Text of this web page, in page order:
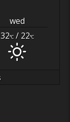
wed
32°C/ 22°C